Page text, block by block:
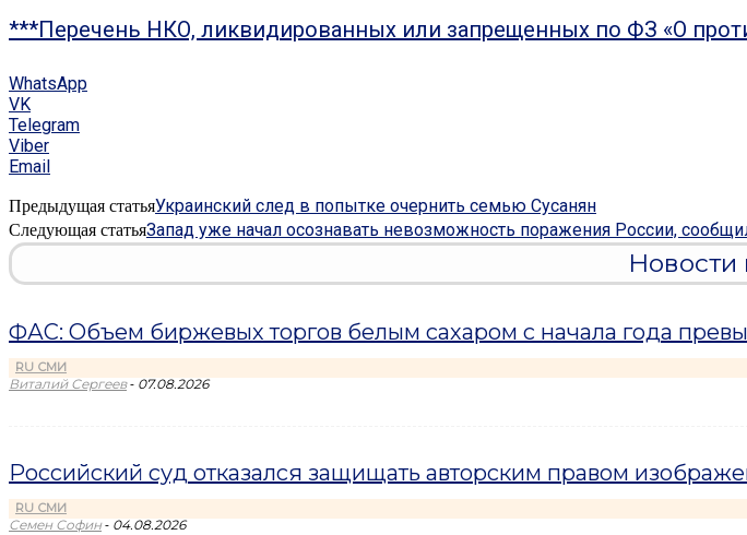
***Перечень НКО, ликвидированных или запрещенных по ФЗ «О
WhatsApp
VK
Telegram
Viber
Email
Предыдущая статьяУкраинский след в попытке очернить семью Сусанян
Следующая статьяЗапад уже начал осознавать невозможность поражения России,
Новости
ФАС: Объем биржевых торгов белым сахаром с начала года
RU СМИ
Виталий Сергеев - 07.08.2026
Российский суд отказался защищать авторским правом
RU СМИ
Семен Софин - 04.08.2026